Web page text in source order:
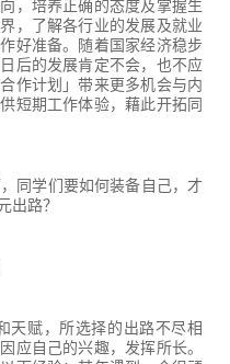
，培养正确的态度及掌握生
，了解各行业的发展及就业
好准备。随着国家经济稳步
后的发展肯定不会，也不应
作计划」带来更多机会与内
短期工作体验，藉此开拓同
同学们要如何装备自己，才
出路？
赋，所选择的出路不尽相
应自己的兴趣，发挥所长。